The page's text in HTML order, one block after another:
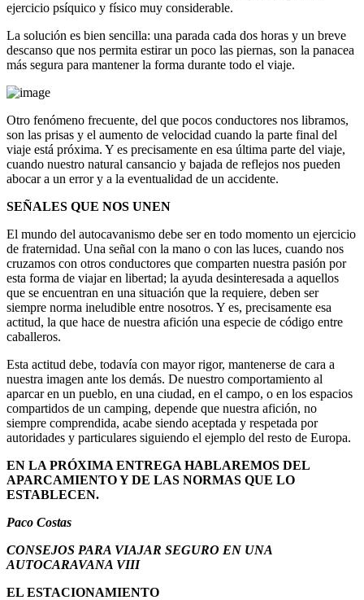
ejercicio psíquico y físico muy considerable.
La solución es bien sencilla: una parada cada dos horas y un breve
descanso que nos permita estirar un poco las piernas, son la panacea
más segura para mantener la forma durante todo el viaje.
Otro fenómeno frecuente, del que pocos conductores nos libramos,
son las prisas y el aumento de velocidad cuando la parte final del
viaje está próxima. Y es precisamente en esa última parte del viaje,
cuando nuestro natural cansancio y bajada de reflejos nos pueden
abocar a un error y a la eventualidad de un accidente.
SEÑALES QUE NOS UNEN
El mundo del autocavanismo debe ser en todo momento un ejercicio
de fraternidad. Una señal con la mano o con las luces, cuando nos
cruzamos con otros conductores que comparten nuestra pasión por
esta forma de viajar en libertad; la ayuda desinteresada a aquellos
que se encuentran en una situación que la requiere, deben ser
siempre norma ineludible entre nosotros. Y es, precisamente esa
actitud, la que hace de nuestra afición una especie de código entre
caballeros.
Esta actitud debe, todavía con mayor rigor, mantenerse de cara a
nuestra imagen ante los demás. De nuestro comportamiento al
aparcar en un pueblo, en una ciudad, en el campo, o en los espacios
compartidos de un camping, depende que nuestra afición, no
siempre comprendida, acabe siendo aceptada y respetada por
autoridades y particulares siguiendo el ejemplo del resto de Europa.
EN LA PRÓXIMA ENTREGA HABLAREMOS DEL
APARCAMIENTO Y DE LAS NORMAS QUE LO
ESTABLECEN.
Paco Costas
CONSEJOS PARA VIAJAR SEGURO EN UNA
AUTOCARAVANA VIII
EL ESTACIONAMIENTO